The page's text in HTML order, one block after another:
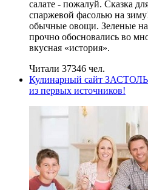
салате - пожалуй. Сказка
спаржевой фасолью на
обычные овощи. Зеленые
прочно обосновались во
вкусная «история».
Читали 37346 чел.
Кулинарный сайт
из первых источников!